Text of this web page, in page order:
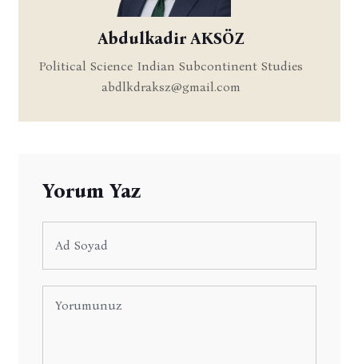
Abdulkadir AKSÖZ
Political Science Indian Subcontinent Studies
abdlkdraksz@gmail.com
Yorum Yaz